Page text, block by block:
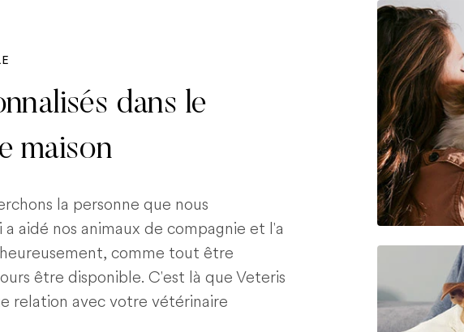
dans le
maison
la personne que nous
aidé nos animaux de compagnie et l'a
comme tout être
être disponible. C'est là que Veteris
relation avec votre vétérinaire